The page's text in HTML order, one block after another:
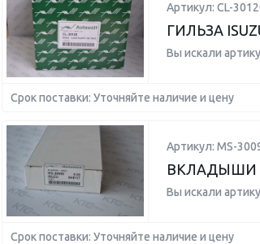
Артикул: CL-
ГИЛЬЗА
Вы искали
Срок поставки: Уточняйте наличие и цену
Артикул: MS-
ВКЛАДЫШИ
Вы искали
Срок поставки: Уточняйте наличие и цену